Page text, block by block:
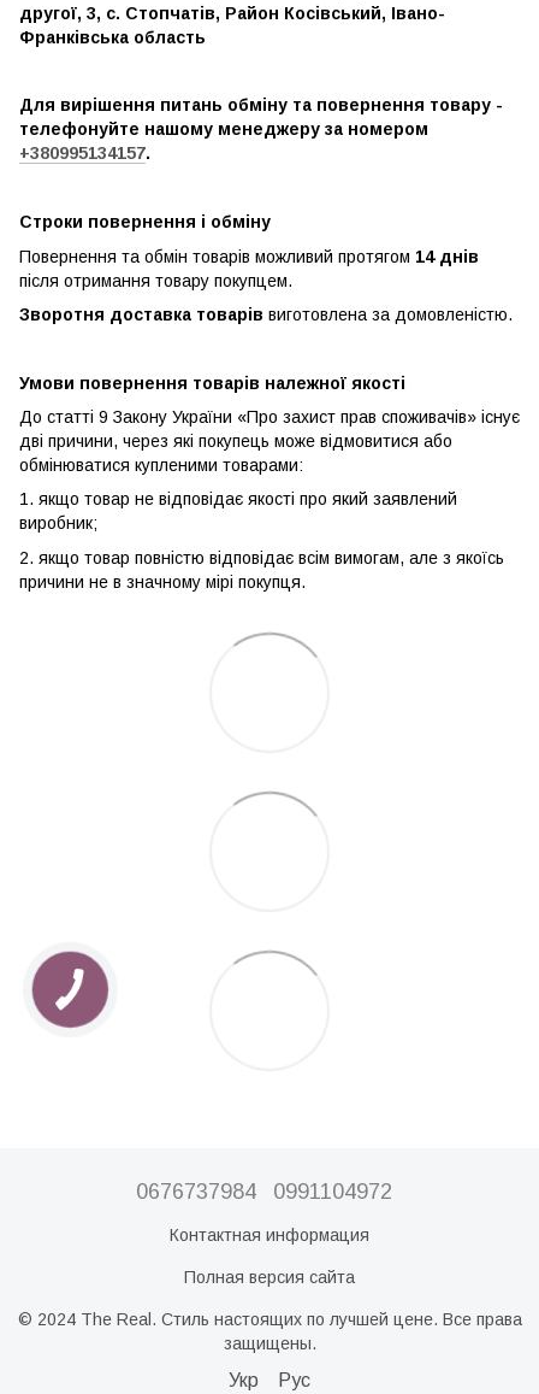
другої, 3, с. Стопчатів, Район Косівський, Івано-
Франківська область
Для вирішення питань обміну та повернення товару -
телефонуйте нашому менеджеру за номером
+380995134157.
Строки повернення і обміну
Повернення та обмін товарів можливий протягом 14 днів
після отримання товару покупцем.
Зворотня доставка товарів виготовлена ​​за домовленістю.
Умови повернення товарів належної якості
До статті 9 Закону України «Про захист прав споживачів» існує
дві причини, через які покупець може відмовитися або
обмінюватися купленими товарами:
1. якщо товар не відповідає якості про який заявлений
виробник;
2. якщо товар повністю відповідає всім вимогам, але з якоїсь
причини не в значному мірі покупця.
0676737984 0991104972
Контактная информация
Полная версия сайта
© 2024 The Real. Стиль настоящих по лучшей цене. Все права
защищены.
Укр Рус